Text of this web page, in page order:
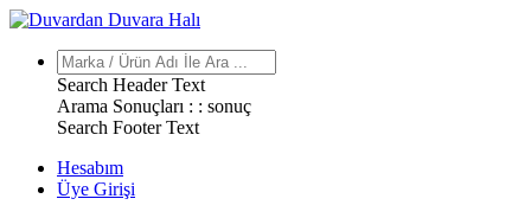
Search Header Text
Arama Sonuçları : : sonuç
Search Footer Text
Hesabım
Üye Girişi